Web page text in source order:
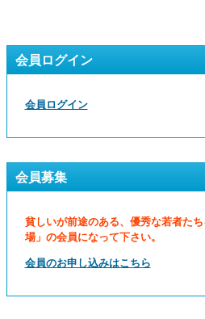
会員ログイン
会員ログイン
会員募集
貧しいが前途のある、優秀な若者た
場」の会員になって下さい。
会員のお申し込みはこちら